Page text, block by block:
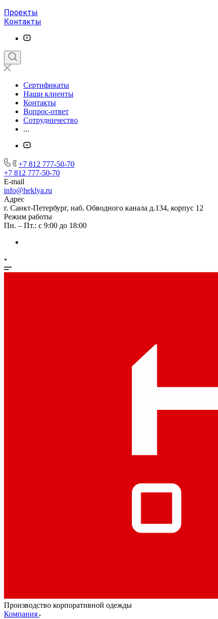
Проекты
Контакты
Сертификаты
Наши клиенты
Контакты
Вопрос-ответ
Сотрудничество
...
+7 812 777-50-70
+7 812 777-50-70
E-mail
info@heklya.ru
Адрес
г. Санкт-Петербург, наб. Обводного канала д.134, корпус 12
Режим работы
Пн. – Пт.: с 9:00 до 18:00
Производство корпоративной одежды
Компания